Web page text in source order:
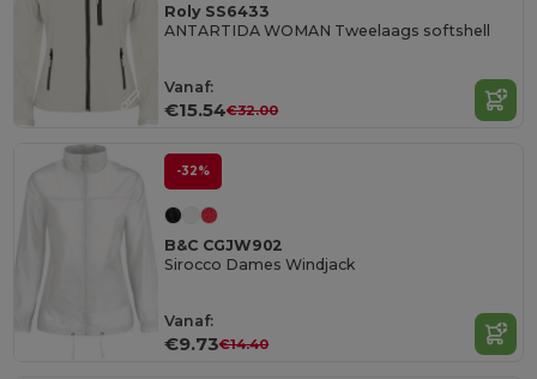
Roly SS6433
ANTARTIDA WOMAN Tweelaags softshell
Vanaf:
€15.54€32.00
-32%
B&C CGJW902
Sirocco Dames Windjack
Vanaf:
€9.73€14.40